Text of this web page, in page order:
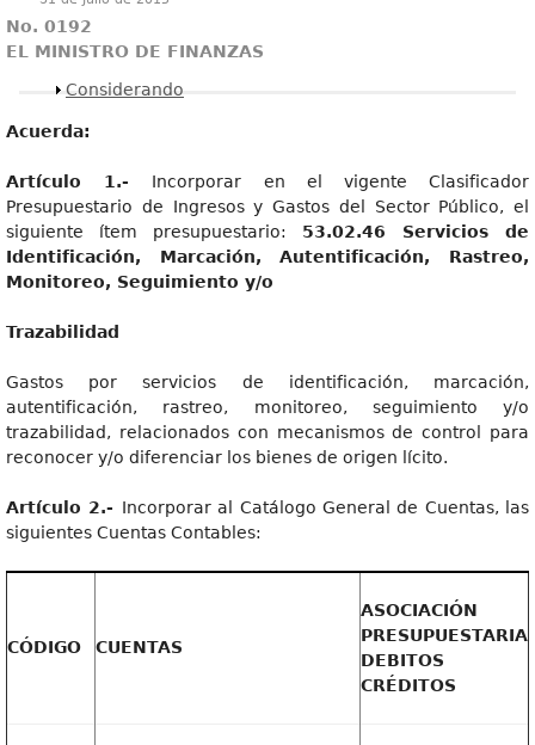
No. 0192
EL MINISTRO DE FINANZAS
Mostrar
Considerando
Acuerda:
Artícul o 1.- Incorporar en el vigente Clasificador
Presupuestario de Ingresos y Gastos del Sector Público, el
siguiente ítem presupuestario: 53.02.46 Servicios de
Identificación, Marcación, Autentificación, Rastreo,
Monitoreo, Seguimiento y/o
Trazabilidad
Gastos por servicios de identificación, marcación,
autentificación, rastreo, monitoreo, seguimiento y/o
trazabilidad, relacionados con mecanismos de control para
reconocer y/o diferenciar los bienes de origen lícito.
Artícul o 2.- Incorporar al Catálogo General de Cuentas, las
siguientes Cuentas Contables:
CÓDIGO CUENTAS
ASOCIACIÓN
PRESUPUESTARIA
DEBITOS
CRÉDITOS